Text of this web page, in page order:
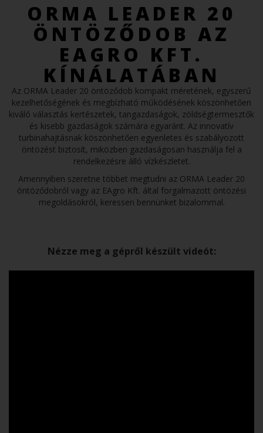
ORMA LEADER 20
ÖNTÖZŐDOB AZ
EAGRO KFT.
KÍNÁLATÁBAN
Az ORMA Leader 20 öntöződob kompakt méretének, egyszerű
kezelhetőségének és megbízható működésének köszönhetően
kiváló választás kertészetek, tangazdaságok, zöldségtermesztők
és kisebb gazdaságok számára egyaránt. Az innovatív
turbinahajtásnak köszönhetően egyenletes és szabályozott
öntözést biztosít, miközben gazdaságosan használja fel a
rendelkezésre álló vízkészletet.
Amennyiben szeretne többet megtudni az ORMA Leader 20
öntöződobról vagy az EAgro Kft. által forgalmazott öntözési
megoldásokról, keressen bennünket bizalommal.
Nézze meg a gépről készült videót: